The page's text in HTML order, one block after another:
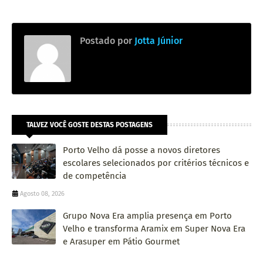
Postado por Jotta Júnior
TALVEZ VOCÊ GOSTE DESTAS POSTAGENS
Porto Velho dá posse a novos diretores
escolares selecionados por critérios técnicos e
de competência
Agosto 08, 2026
Grupo Nova Era amplia presença em Porto
Velho e transforma Aramix em Super Nova Era
e Arasuper em Pátio Gourmet